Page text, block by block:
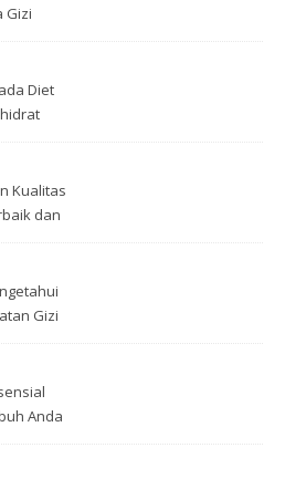
Gizi
Diet
Kualitas
dan
Gizi
Anda